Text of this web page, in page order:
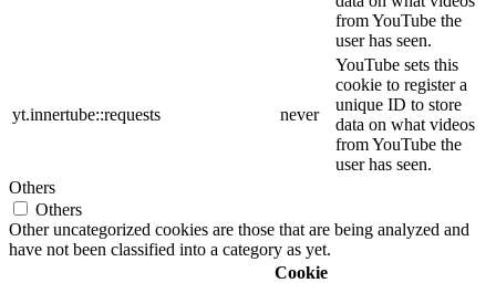
from YouTube the
user has seen.
yt.innertube::requests never
YouTube sets this
cookie to register a
unique ID to store
data on what videos
from YouTube the
user has seen.
Others
Others
Other uncategorized cookies are those that are being analyzed and
have not been classified into a category as yet.
Cookie